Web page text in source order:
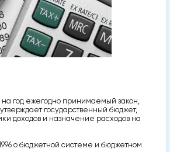
на год ежегодно принимаемый закон,
государственный бюджет,
доходов и назначение расходов на
о бюджетной системе и бюджетном